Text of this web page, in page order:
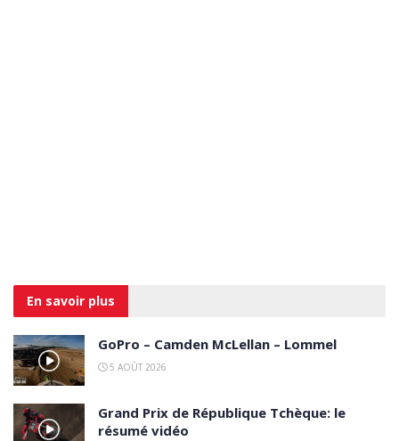
En savoir plus
GoPro – Camden McLellan – Lommel
5 AOÛT 2026
Grand Prix de République Tchèque: le
résumé vidéo